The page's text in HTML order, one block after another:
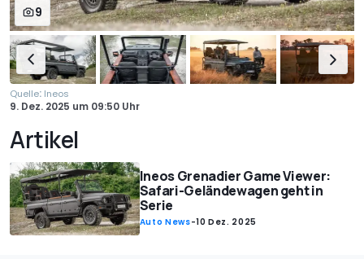
9
Quelle: Ineos
9. Dez. 2025 um 09:50 Uhr
Artikel
Ineos Grenadier Game Viewer:
Safari-Geländewagen geht in
Serie
Auto News-10 Dez. 2025